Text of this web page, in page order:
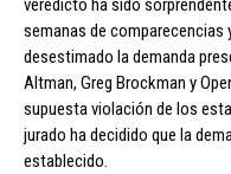
veredicto ha sido
semanas de
desestimado la demanda
Altman, Greg Brockman y
supuesta violación de los
jurado ha decidido que la
establecido.